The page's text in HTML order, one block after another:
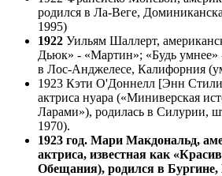
родился в Ла-Веге,
1995)
1922 Уильям Шаллерт,
Дьюк» - «Мартин»; «Будь умнее»
в Лос-Анджелесе, Калифорния
1923 Кэти О'Доннелл [Энн
актриса нуара («Миниверская
Ларами»), родилась в Силурии,
1970).
1923 год. Мари Макдональд,
актриса, известная как
Обещания), родился в Бургине,